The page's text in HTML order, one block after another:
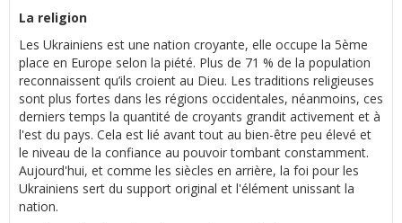
La religion
Les Ukrainiens est une nation croyante, elle occupe la 5ème
place en Europe selon la piété. Plus de 71 % de la population
reconnaissent qu’ils croient au Dieu. Les traditions religieuses
sont plus fortes dans les régions occidentales, néanmoins, ces
derniers temps la quantité de croyants grandit activement et à
l'est du pays. Cela est lié avant tout au bien-être peu élevé et
le niveau de la confiance au pouvoir tombant constamment.
Aujourd'hui, et comme les siècles en arrière, la foi pour les
Ukrainiens sert du support original et l'élément unissant la
nation.